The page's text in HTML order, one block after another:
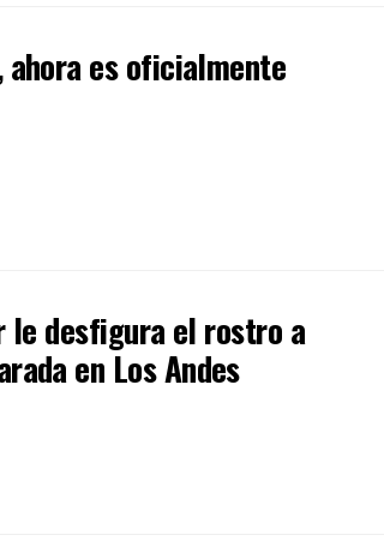
ahora es oficialmente
le desfigura el rostro a
en Los Andes